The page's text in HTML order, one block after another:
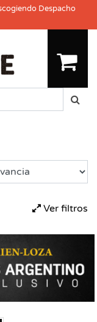
Despacho
Ver filtros